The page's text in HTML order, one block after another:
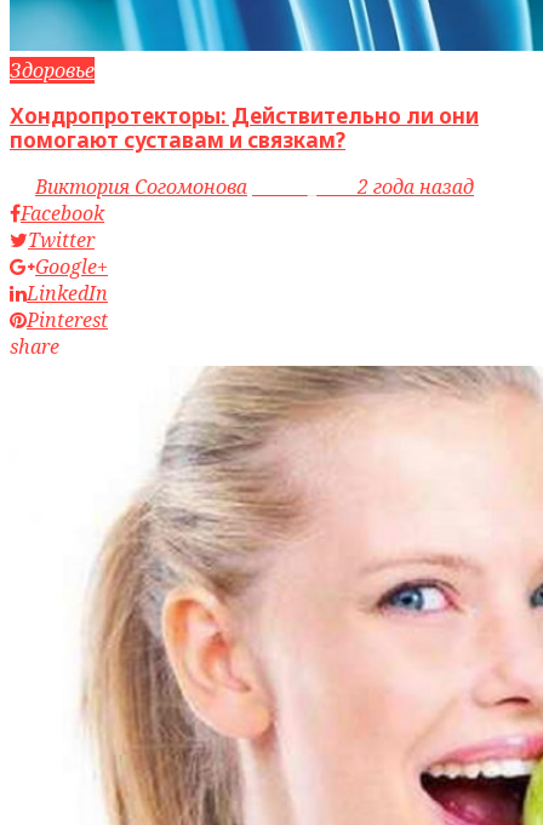
Здоровье
Хондропротекторы: Действительно ли они
помогают суставам и связкам?
byВиктория Согомонова access_time2 года назад
Facebook
Twitter
Google+
LinkedIn
Pinterest
share